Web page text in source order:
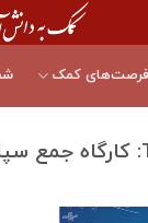
فرصت‌های کمک
کارگاه جمع